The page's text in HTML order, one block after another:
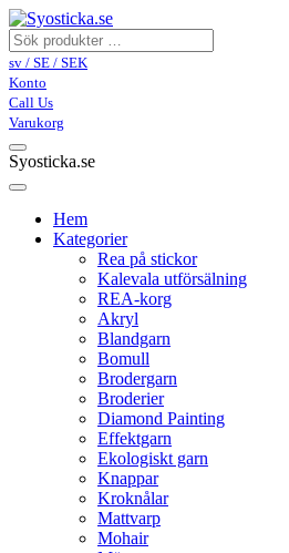
sv / SE / SEK
Konto
Call Us
Varukorg
Syosticka.se
Hem
Kategorier
Rea på stickor
Kalevala utförsälning
REA-korg
Akryl
Blandgarn
Bomull
Brodergarn
Broderier
Diamond Painting
Effektgarn
Ekologiskt garn
Knappar
Kroknålar
Mattvarp
Mohair